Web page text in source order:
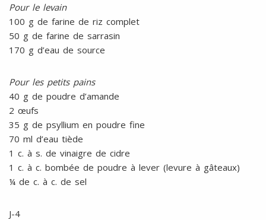
Pour le levain
100 g de farine de riz complet
50 g de farine de sarrasin
170 g d’eau de source
Pour les petits pains
40 g de poudre d’amande
2 œufs
35 g de psyllium en poudre fine
70 ml d’eau tiède
1 c. à s. de vinaigre de cidre
1 c. à c. bombée de poudre à lever (levure à gâteaux)
¼ de c. à c. de sel
J-4